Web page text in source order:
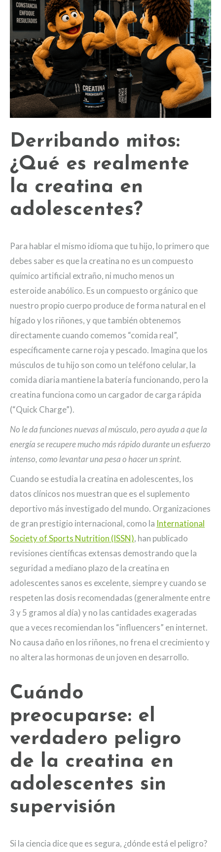
Derribando mitos:
¿Qué es realmente
la creatina en
adolescentes?
Para hablar el mismo idioma que tu hijo, lo primero que
debes saber es que la creatina no es un compuesto
químico artificial extraño, ni mucho menos un
esteroide anabólico. Es un compuesto orgánico que
nuestro propio cuerpo produce de forma natural en el
hígado y los riñones, y que también obtenemos
directamente cuando comemos “comida real”,
específicamente carne roja y pescado. Imagina que los
músculos de tu hijo son como un teléfono celular, la
comida diaria mantiene la batería funcionando, pero la
creatina funciona como un cargador de carga rápida
(“Quick Charge”).
No le da funciones nuevas al músculo, pero ayuda a que la
energía se recupere mucho más rápido durante un esfuerzo
intenso, como levantar una pesa o hacer un sprint.
Cuando se estudia la creatina en adolescentes, los
datos clínicos nos muestran que es el suplemento
deportivo más investigado del mundo. Organizaciones
de gran prestigio internacional, como la International
Society of Sports Nutrition (ISSN), han publicado
revisiones científicas extensas demostrando que la
seguridad a mediano plazo de la creatina en
adolescentes sanos es excelente, siempre y cuando se
respeten las dosis recomendadas (generalmente entre
3 y 5 gramos al día) y no las cantidades exageradas
que a veces recomiendan los “influencers” en internet.
No causa daño en los riñones, no frena el crecimiento y
no altera las hormonas de un joven en desarrollo.
Cuándo
preocuparse: el
verdadero peligro
de la creatina en
adolescentes sin
supervisión
Si la ciencia dice que es segura, ¿dónde está el peligro?